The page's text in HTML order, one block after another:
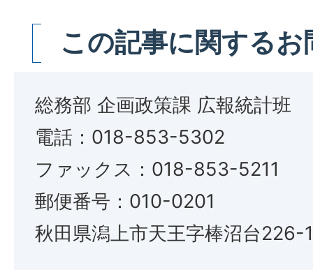
この記事に関する
総務部 企画政策課 広報統計班
電話：018-853-5302
ファックス：018-853-5211
郵便番号：010-0201
秋田県潟上市天王字棒沼台226-1